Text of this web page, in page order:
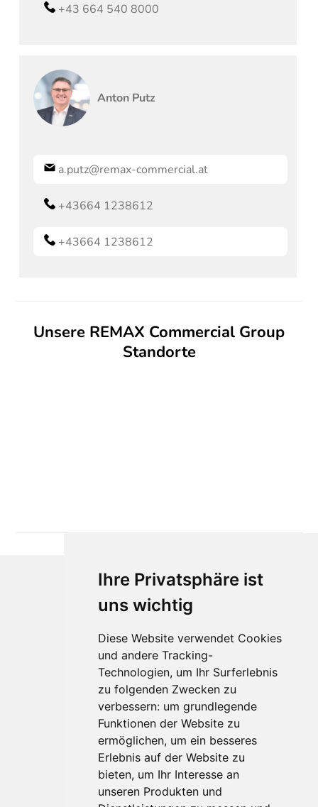
Ihre Privatsphäre ist
uns wichtig
Diese Website verwendet Cookies
und andere Tracking-
Technologien, um Ihr Surferlebnis
zu folgenden Zwecken zu
verbessern: um grundlegende
Funktionen der Website zu
ermöglichen, um ein besseres
Erlebnis auf der Website zu
bieten, um Ihr Interesse an
unseren Produkten und
+43 664 540 8000
Anton Putz
a.putz@remax-commercial.at
+43664 1238612
+43664 1238612
Unsere REMAX Commercial Group
Standorte
Für Makler:innen
Über Uns
Vorteile
Kontakt
Software Partner
Teilnahme